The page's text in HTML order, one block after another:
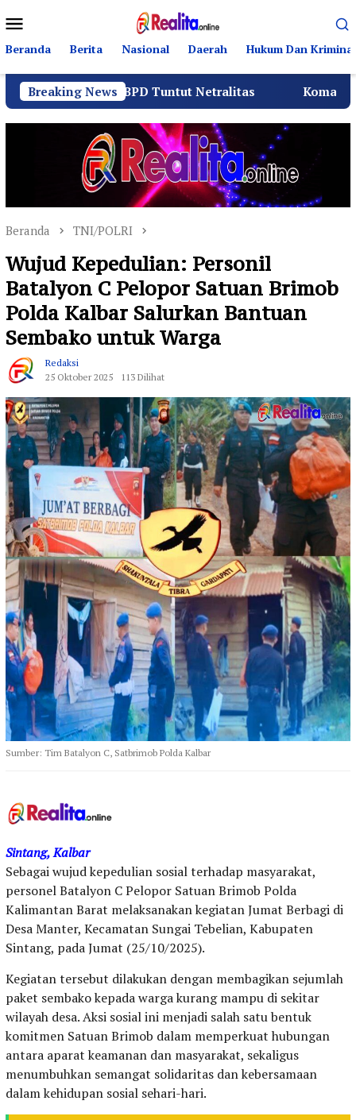
ke
kontenMobile
Beranda Berita Nasional Daerah Hukum Dan Kriminal
Breaking News
dan BPD Tuntut Netralitas Komando Angkatan
Beranda TNI/POLRI
Wujud Kepedulian: Personil
Batalyon C Pelopor Satuan Brimob
Polda Kalbar Salurkan Bantuan
Sembako untuk Warga
Redaksi
25 Oktober 2025
113 Dilihat
Sumber: Tim Batalyon C, Satbrimob Polda Kalbar
Sintang, Kalbar
Sebagai wujud kepedulian sosial terhadap masyarakat,
personel Batalyon C Pelopor Satuan Brimob Polda
Kalimantan Barat melaksanakan kegiatan Jumat Berbagi di
Desa Manter, Kecamatan Sungai Tebelian, Kabupaten
Sintang, pada Jumat (25/10/2025).
Kegiatan tersebut dilakukan dengan membagikan sejumlah
paket sembako kepada warga kurang mampu di sekitar
wilayah desa. Aksi sosial ini menjadi salah satu bentuk
komitmen Satuan Brimob dalam memperkuat hubungan
antara aparat keamanan dan masyarakat, sekaligus
menumbuhkan semangat solidaritas dan kebersamaan
dalam kehidupan sosial sehari-hari.